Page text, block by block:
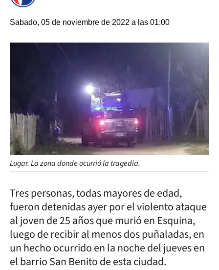
Sabado, 05 de noviembre de 2022 a las 01:00
Lugar. La zona donde ocurrió la tragedia.
Tres personas, todas mayores de edad,
fueron detenidas ayer por el violento ataque
al joven de 25 años que murió en Esquina,
luego de recibir al menos dos puñaladas, en
un hecho ocurrido en la noche del jueves en
el barrio San Benito de esta ciudad.